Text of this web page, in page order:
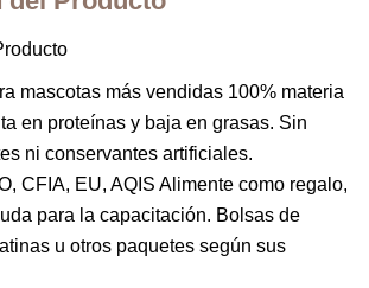
mascotas más vendidas 100% materia
en proteínas y baja en grasas. Sin
ni conservantes artificiales.
CFIA, EU, AQIS Alimente como regalo,
para la capacitación. Bolsas de
u otros paquetes según sus